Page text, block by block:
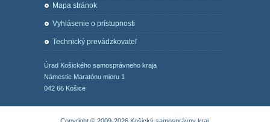
Mapa stránok
Vyhlásenie o prístupnosti
Technický prevádzkovateľ
Úrad Košického samosprávneho kraja
Námestie Maratónu mieru 1
042 66 Košice